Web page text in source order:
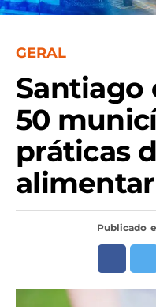
GERAL
Santiago
50
práticas
alimentar
Publicado